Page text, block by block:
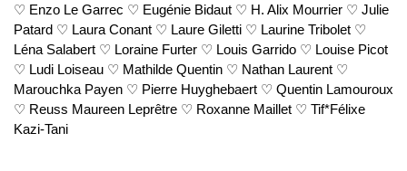
♡ Enzo Le Garrec ♡ Eugénie Bidaut ♡ H. Alix Mourrier ♡ Julie
Patard ♡ Laura Conant ♡ Laure Giletti ♡ Laurine Tribolet ♡
Léna Salabert ♡ Loraine Furter ♡ Louis Garrido ♡ Louise Picot
♡ Ludi Loiseau ♡ Mathilde Quentin ♡ Nathan Laurent ♡
Marouchka Payen ♡ Pierre Huyghebaert ♡ Quentin Lamouroux
♡ Reuss Maureen Leprêtre ♡ Roxanne Maillet ♡ Tif*Félixe
Kazi-Tani